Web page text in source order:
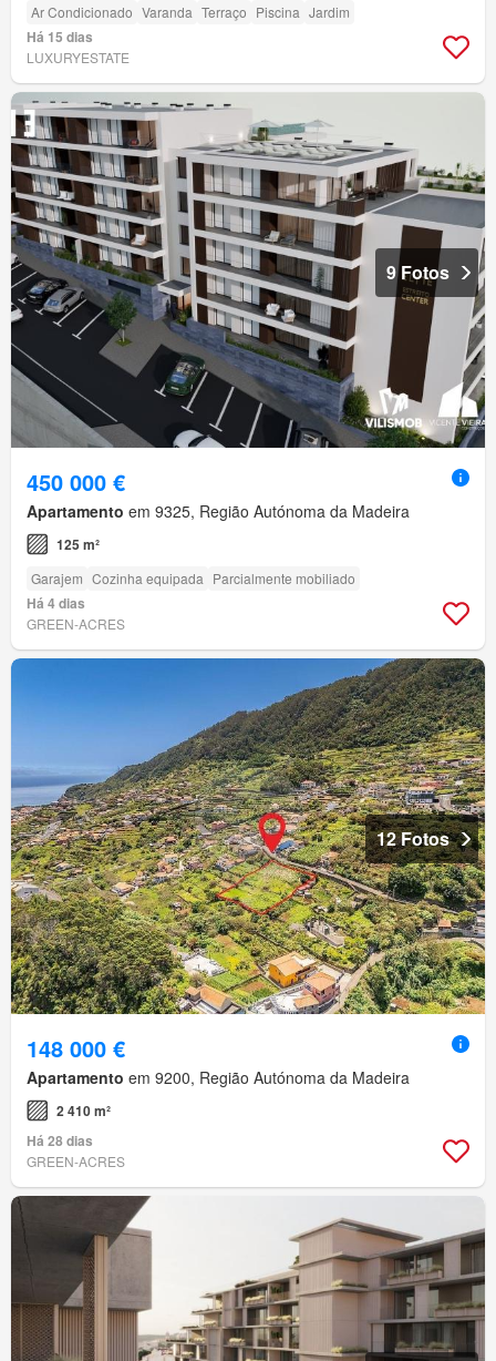
Ar Condicionado Varanda Terraço Piscina Jardim
Há 15 dias
LUXURYESTATE
9 Fotos
450 000 €
Apartamento em 9325, Região Autónoma da Madeira
125 m²
Garajem Cozinha equipada Parcialmente mobiliado
Há 4 dias
GREEN-ACRES
12 Fotos
148 000 €
Apartamento em 9200, Região Autónoma da Madeira
2 410 m²
Há 28 dias
GREEN-ACRES